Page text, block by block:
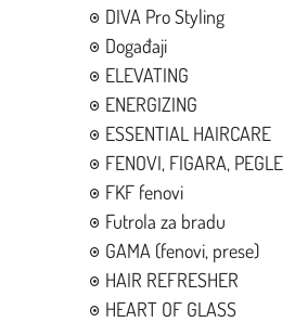
DIVA Pro Styling
Događaji
ELEVATING
ENERGIZING
ESSENTIAL HAIRCARE
FENOVI, FIGARA, PEGLE
FKF fenovi
Futrola za bradu
GAMA (fenovi, prese)
HAIR REFRESHER
HEART OF GLASS